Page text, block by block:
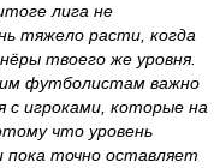
лига не
тяжело расти, когда
твоего же уровня.
футболистам важно
с игроками, которые на
что уровень
пока точно оставляет